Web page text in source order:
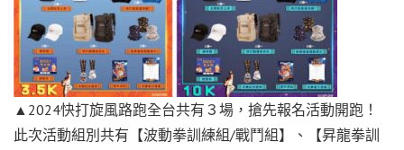
▲2024快打旋風路跑全台共有３場，搶先報名活動開跑！
此次活動組別共有【波動拳訓練組/戰鬥組】、【昇龍拳訓